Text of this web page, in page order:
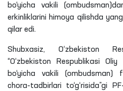
bo‘yicha vakili
erkinliklarini himoya qilishda
qilar edi.
Shubxasiz, O‘zbekiston
“O‘zbekiston Respublikasi
bo‘yicha vakili (ombudsman)
chora-tadbirlari to‘g‘risida”gi